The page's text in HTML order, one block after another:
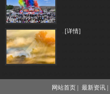
..[详情]
网站首页 | 最新资讯 |